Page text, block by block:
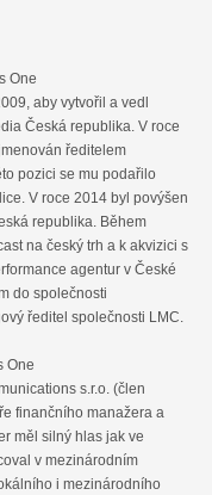
One
aby vytvořil a vedl
Česká republika. V roce
ředitelem
pozici se mu podařilo
V roce 2014 byl povýšen
republika. Během
na český trh a k akvizici s
agentur v České
do společnosti
ředitel společnosti LMC.
One
s.r.o. (člen
finančního manažera a
měl silný hlas jak ve
v mezinárodním
i mezinárodního